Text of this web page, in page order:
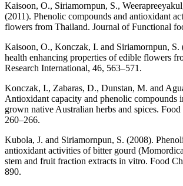
Kaisoon, O., Siriamornpun, S.,
(2011). Phenolic compounds and antioxidant
flowers from Thailand. Journal of Functional
Kaisoon, O., Konczak, I. and Siriamornpun, S.
health enhancing properties of edible flowers
Research International, 46, 563–571.
Konczak, I., Zabaras, D., Dunstan, M. and
Antioxidant capacity and phenolic compounds
grown native Australian herbs and spices.
260–266.
Kubola, J. and Siriamornpun, S. (2008).
antioxidant activities of bitter gourd
stem and fruit fraction extracts in vitro. Food
890.